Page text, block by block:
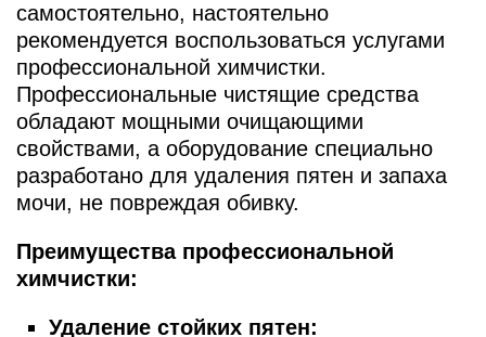
самостоятельно, настоятельно
рекомендуется воспользоваться услугами
профессиональной химчистки.
Профессиональные чистящие средства
обладают мощными очищающими
свойствами, а оборудование специально
разработано для удаления пятен и запаха
мочи, не повреждая обивку.
Преимущества профессиональной
химчистки:
Удаление стойких пятен: